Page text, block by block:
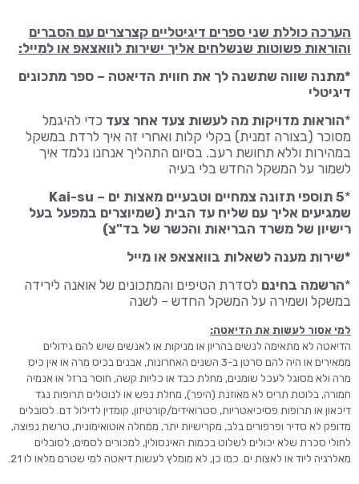
הערכה כוללת שני ספרים דיגיטליים קצרצרים עם הסברים
והוראות פשוטות שנשלחים אליך ישירות לוואצאפ או למייל:
*מתנה שווה שתשנה לך את חווית הדיאטה – ספר מתכונים
דיגיטלי
הוראות מדויקות מה לעשות צעד אחר צעדכדי להיגמל
מסוכר (בצורה זמנית) בקלי קלות ואחרי זה איך לרדת במשקל
במהירות וללא תחושת רעב. בסיום התהליך אנחנו נלמד איך
לשמור על המשקל החדש בלי בעיה
5
תוספי תזונה צמחיים וטבעיים מאצות ים – Kai-su
שמגיעים אליך עם שליח עד הבית (שמיוצרים במפעל בעל
רישיון של משרד הבריאות והכשר של בד"צ)
*שירות מענה לשאלות בוואצאפ או מייל
הרשמה בחינםלסדרת הטיפים והמתכונים של אואנה לירידה
במשקל ושמירה על המשקל החדש – לשנה
למי אסור לעשות את הדיאטה:
הדיאטה לא מתאימה לנשים בהריון או מניקות או לאנשים שיש להם גידולים
ממאירים או היה להם סרטן ב-3 השנים האחרונות, אבנים בכיס מרה או אין כיס
מרה ולא מסוגל לעכל שומנים, מחלת כבד או כליות קשה, חוסר ברזל או אנמיה
חמורה, בלוטת תריס לא מאוזנת (היפר), מחלת נפש או לנוטלים תרופות נגד
דיכאון או תרופות פסיכיאטריות, סטרואידים/קורטיזון, קומדין לדילול דם. לסובלים
מדופק לא סדיר ופרפורים בלב, מקרישיות יתר, ממחלה אוטואימונית, טרשת נפוצה,
לחולי סכרת שלא יכולים לשלוט בכמות האינסולין, למכורים לסמים, לסובלים
מאלרגיה ליוד או לאצות ים. כמו כן, לא מומלץ לעשות דיאטה למי שטרם מלאו לו 21.